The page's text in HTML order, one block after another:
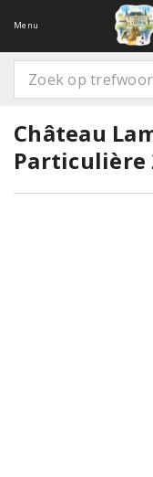
Menu
Château
Particulière